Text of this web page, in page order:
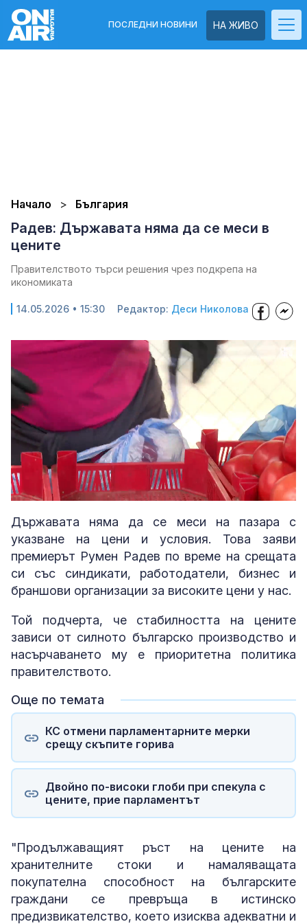
НА ЖИВО
ПОСЛЕДНИ НОВИНИ
Начало България
Радев: Държавата няма да се меси в
цените
Правителството търси решения чрез подкрепа на
икономиката
14.05.2026 • 15:30 Редактор: Деси Николова
Unmute Loaded:
34.21%
Държавата няма да се меси на пазара с
указване на цени и условия. Това заяви
премиерът Румен Радев по време на срещата
си със синдикати, работодатели, бизнес и
браншови организации за високите цени у нас.
Той подчерта, че стабилността на цените
зависи от силното българско производство и
насърчаването му е приоритетна политика
правителството.
Още по темата
КС отмени парламентарните мерки
срещу скъпите горива
Двойно по-високи глоби при спекула с
цените, прие парламентът
"Продължаващият ръст на цените на
хранителните стоки и намаляващата
покупателна способност на българските
граждани се превръща в истинско
предизвикателство, което изисква адекватни и